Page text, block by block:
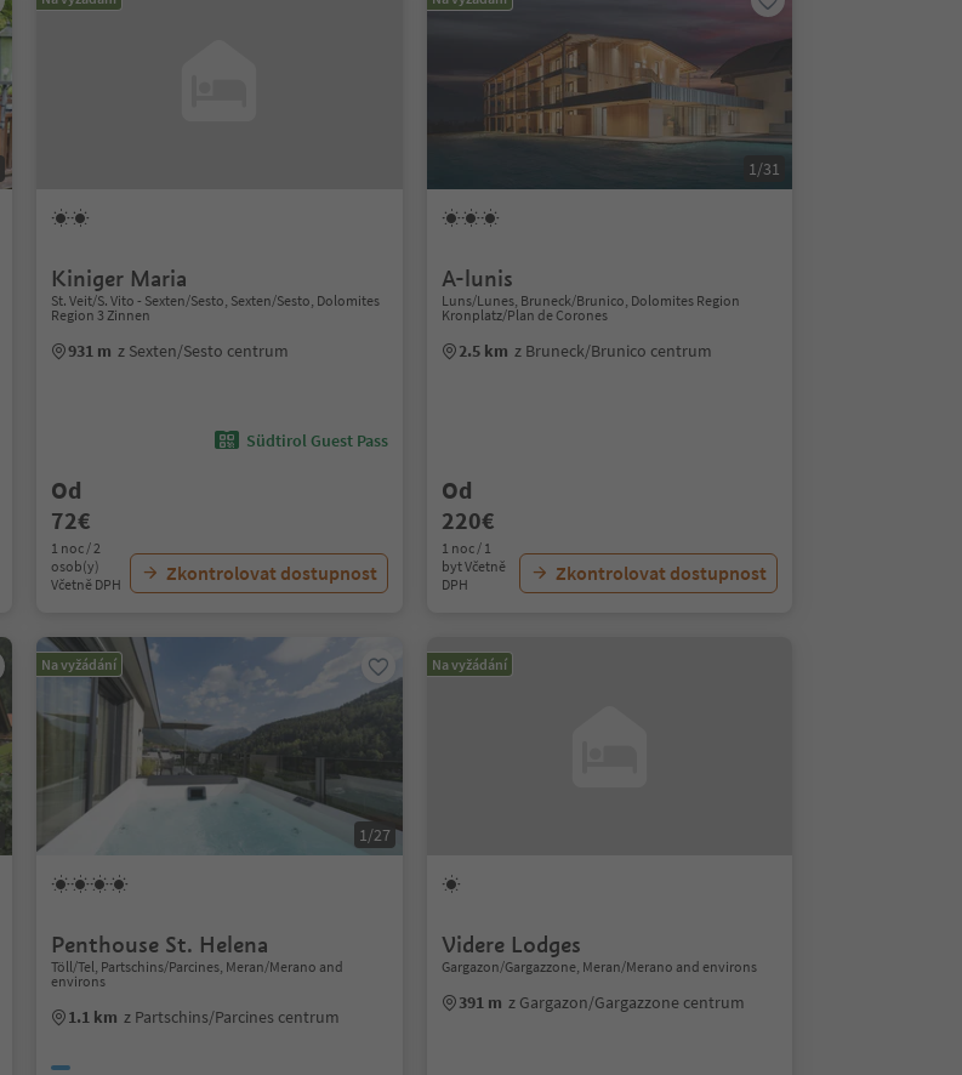
Kiniger Maria
St. Veit/S. Vito - Sexten/Sesto, Sexten/Sesto, Dolomites
Region 3 Zinnen
931 m z Sexten/Sesto centrum
Südtirol Guest Pass
Od
72€
1 noc / 2
osob(y)
Včetně DPH
Zkontrolovat dostupnost
1/31
A-lunis
Luns/Lunes, Bruneck/Brunico, Dolomites Region
Kronplatz/Plan de Corones
2.5 km z Bruneck/Brunico centrum
Od
220€
1 noc / 1
byt Včetně
DPH
Zkontrolovat dostupnost
Na vyžádání
1/27
Penthouse St. Helena
Töll/Tel, Partschins/Parcines, Meran/Merano and
environs
1.1 km z Partschins/Parcines centrum
Na vyžádání
Videre Lodges
Gargazon/Gargazzone, Meran/Merano and environs
391 m z Gargazon/Gargazzone centrum